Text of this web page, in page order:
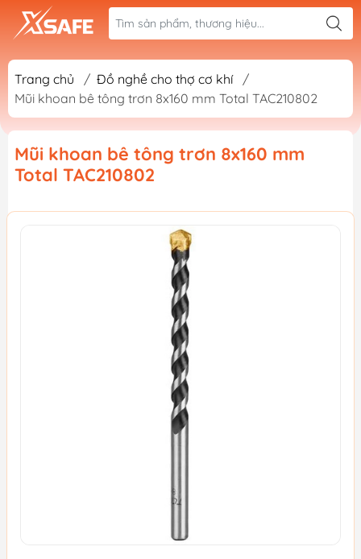
Trang chủ / Đồ nghề cho thợ cơ khí
/
Mũi khoan bê tông trơn 8x160 mm Total TAC210802
Mũi khoan bê tông trơn 8x160 mm
Total TAC210802